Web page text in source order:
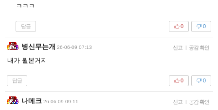
ㅋㅋㅋ
답글 0
0
병신무는개 26-06-09 07:13 신고 | 공감 확인
내가 뭘본거지
답글 0
0
나메크 26-06-09 09:11 신고 | 공감 확인